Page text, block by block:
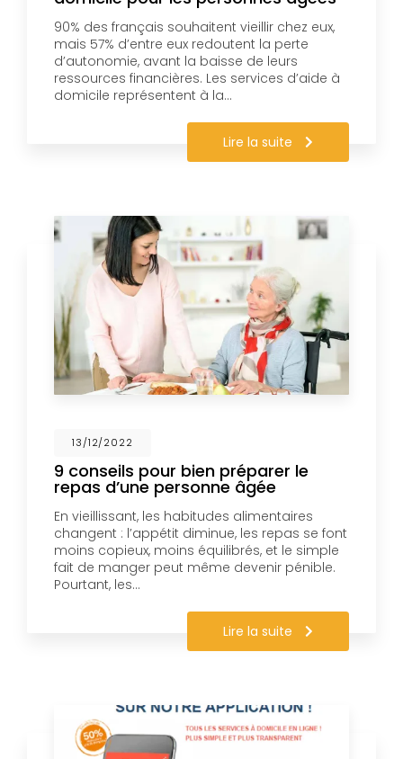
90% des français souhaitent vieillir chez eux,
mais 57% d’entre eux redoutent la perte
d’autonomie, avant la baisse de leurs
ressources financières. Les services d’aide à
domicile représentent à la…
Lire la suite
13/12/2022
9 conseils pour bien préparer le
repas d’une personne âgée
En vieillissant, les habitudes alimentaires
changent : l’appétit diminue, les repas se font
moins copieux, moins équilibrés, et le simple
fait de manger peut même devenir pénible.
Pourtant, les…
Lire la suite